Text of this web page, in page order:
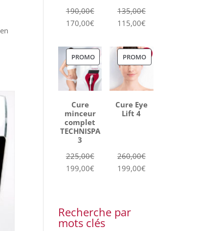
190,00€Le
prix
était :
190,00€.
170,00€Le
actuel
est :
170,00€.
135,00€Le
prix
était :
135,00€.
115,00€Le
actuel
est :
PROMOPRODUIT
EN
PROMOTION
Cure
minceur
complet
TECHNISPA
3
225,00€Le
prix
199,00€Le
199,00€.
PROMOPRODUIT
Cure Eye
Lift 4
260,00€Le
prix
199,00€Le
Recherche par
mots clés